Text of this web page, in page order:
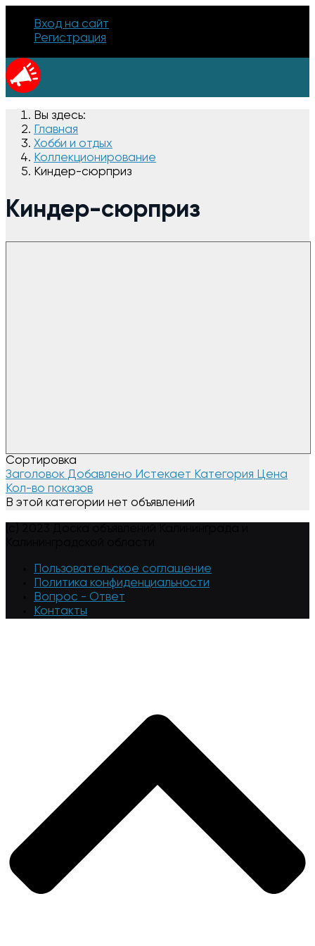
Вход на сайт
Регистрация
Вы здесь:
Главная
Хобби и отдых
Коллекционирование
Киндер-сюрприз
Киндер-сюрприз
Сортировка
Заголовок Добавлено Истекает Категория Цена
Кол-во показов
В этой категории нет объявлений
Пользовательское соглашение
Политика конфиденциальности
Вопрос - Ответ
Контакты